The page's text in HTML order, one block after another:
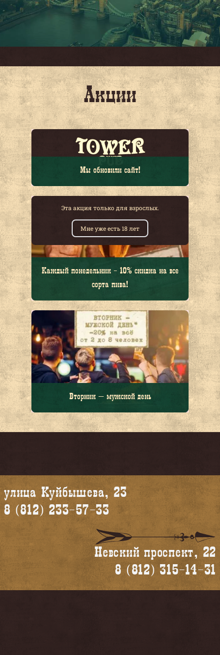
Акции
Мы обновили сайт!
Каждый понедельник - 10% скидка на все
сорта пива!
Эта акция только для взрослых.
Мне уже есть 18 лет
Вторник — мужской день
улица Куйбышева, 23
8 (812) 233-57-33
Невский проспект, 22
8 (812) 315-14-31